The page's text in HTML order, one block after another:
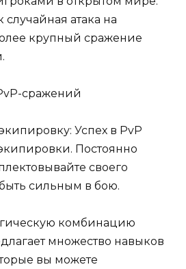
случайная атака на
крупный сражение
сражений
Успех в PvP
Постоянно
своего
сильным в бою.
комбинацию
множество навыков
вы можете